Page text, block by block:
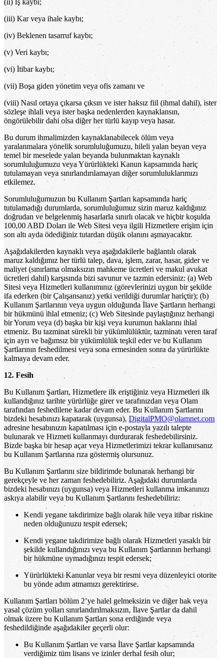
(iii) Kar veya ihale kaybı;
(iv) Beklenen tasarruf kaybı;
(v) Veri kaybı;
(vi) İtibar kaybı;
(vii) Boşa giden yönetim veya ofis zamanı ve
(viii) Nasıl ortaya çıkarsa çıksın ve ister haksız fiil (ihmal dahil), ister
sözleşe ihlali veya ister başka nedenlerden kaynaklansın,
öngörülebilir dahi olsa diğer her türlü kayıp veya hasar.
Bu durum ihmalimizden kaynaklanabilecek ölüm veya
yaralanmalara yönelik sorumluluğumuzu, hileli yalan beyan veya
temel bir meselede yalan beyanda bulunmaktan kaynaklı
sorumluluğumuzu veya Yürürlükteki Kanun kapsamında hariç
tutulamayan veya sınırlandırılamayan diğer sorumluluklarımızı
etkilemez.
Sorumluluğumuzun bu Kullanım Şartları kapsamında hariç
tutulamadığı durumlarda, sorumluluğumuz sizin maruz kaldığınız
doğrudan ve belgelenmiş hasarlarla sınırlı olacak ve hiçbir koşulda
100,00 ABD Doları ile Web Sitesi veya ilgili Hizmetlere erişim için
son altı ayda ödediğiniz tutardan düşük olanını aşmayacaktır.
Aşağıdakilerden kaynaklı veya aşağıdakilerle bağlantılı olarak
maruz kaldığımız her türlü talep, dava, işlem, zarar, hasar, gider ve
maliyet (sınırlama olmaksızın mahkeme ücretleri ve makul avukat
ücretleri dahil) karşısında bizi savunur ve tazmin edersiniz: (a) Web
Sitesi veya Hizmetleri kullanımınız (görevlerinizi uygun bir şekilde
ifa ederken (bir Çalışansanız) yetki verildiği durumlar hariçtir); (b)
Kullanım Şartlarının veya uygun olduğunda İlave Şartların herhangi
bir hükmünü ihlal etmeniz; (c) Web Sitesinde paylaştığınız herhangi
bir Yorum veya (d) başka bir kişi veya kurumun haklarını ihlal
etmeniz. Bu tazminat sürekli bir yükümlülüktür, tazminatı veren taraf
için ayrı ve bağımsız bir yükümlülük teşkil eder ve bu Kullanım
Şartlarının feshedilmesi veya sona ermesinden sonra da yürürlükte
kalmaya devam eder.
12. Fesih
Bu Kullanım Şartları, Hizmetlere ilk eriştiğiniz veya Hizmetleri ilk
kullandığınız tarihte yürürlüğe girer ve tarafınızdan veya Olam
tarafından feshedilene kadar devam eder. Bu Kullanım Şartlarını
bizdeki hesabınızı kapatarak (uygunsa), DigitalPMO@olamnet.com
adresine hesabınızın kapatılması için e-postayla yazılı talepte
bulunarak ve Hizmeti kullanmayı durdurarak feshedebilirsiniz.
Bizde başka bir hesap açar veya Hizmetlerimizi tekrar kullanırsanız
bu Kullanım Şartlarına rıza göstermiş olursunuz.
Bu Kullanım Şartlarını size bildirimde bulunarak herhangi bir
gerekçeyle ve her zaman feshedebiliriz. Aşağıdaki durumlarda
bizdeki hesabınızı (uygunsa) veya Hizmetleri kullanma imkanınızı
askıya alabilir veya bu Kullanım Şartlarını feshedebiliriz:
Kendi yegane takdirimize bağlı olarak hile veya itibar riskine
neden olduğunuzu tespit edersek;
Kendi yegane takdirimize bağlı olarak Hizmetleri yasaklı bir
şekilde kullandığınızı veya bu Kullanım Şartlarının herhangi
bir hükmüne uymadığınızı tespit edersek;
Yürürlükteki Kanunlar veya bir resmi veya düzenleyici otorite
bu yönde adım atmamızı gerektirirse.
Kullanım Şartları bölüm 2’ye halel gelmeksizin ve diğer hak veya
yasal çözüm yolları sınırlandırılmaksızın, İlave Şartlar da dahil
olmak üzere bu Kullanım Şartları sona erdiğinde veya
feshedildiğinde aşağıdakiler geçerli olur:
Bu Kullanım Şartları ve varsa İlave Şartlar kapsamında
verdiğimiz tüm lisans ve izinler derhal fesih olur;